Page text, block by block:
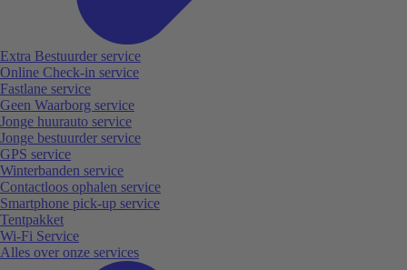
Extra Bestuurder service
Online Check-in service
Fastlane service
Geen Waarborg service
Jonge huurauto service
Jonge bestuurder service
GPS service
Winterbanden service
Contactloos ophalen service
Smartphone pick-up service
Tentpakket
Wi-Fi Service
Alles over onze services